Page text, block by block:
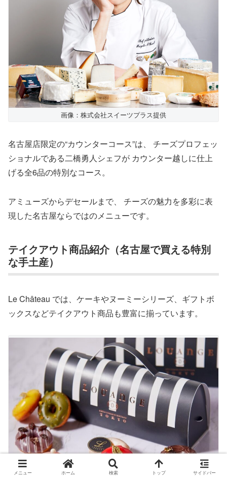
画像：株式会社スイーツプラス提供
名古屋店限定の“カウンターコース”は、 チーズプロフェッ
ショナルである二橋勇人シェフが カウンター越しに仕上
げる全6品の特別なコース。
アミューズからデセールまで、 チーズの魅力を多彩に表
現した名古屋ならではのメニューです。
テイクアウト商品紹介（名古屋で買える特別
な手土産）
Le Château では、ケーキやヌーミーシリーズ、ギフトボ
ックスなどテイクアウト商品も豊富に揃っています。
メニュー ホーム 検索 トップ サイドバー